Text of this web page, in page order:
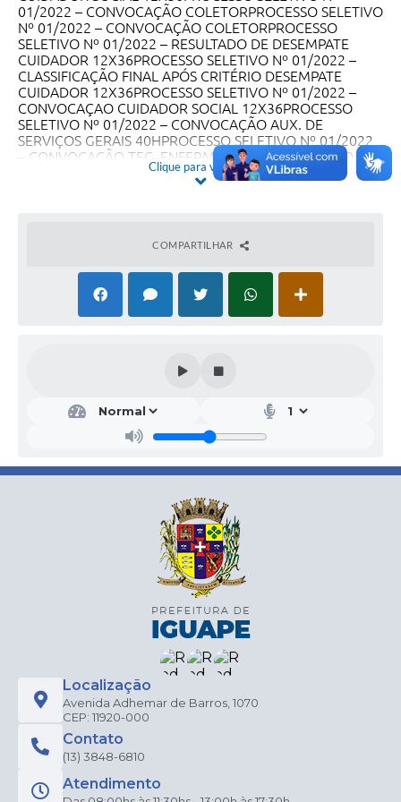
Clique para ver mais
COMPARTILHAR
Localização
Avenida Adhemar de Barros, 1070
CEP: 11920-000
Contato
(13) 3848-6810
Atendimento